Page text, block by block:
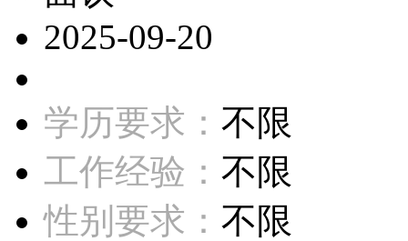
2025-09-20
学历要求： 不限
工作经验： 不限
性别要求： 不限